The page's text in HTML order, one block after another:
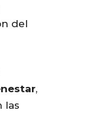
del
,
las